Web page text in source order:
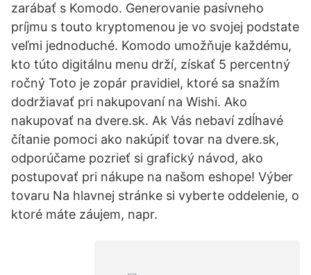
zarábať s Komodo. Generovanie pasívneho
príjmu s touto kryptomenou je vo svojej podstate
veľmi jednoduché. Komodo umožňuje každému,
kto túto digitálnu menu drží, získať 5 percentný
ročný Toto je zopár pravidiel, ktoré sa snažím
dodržiavať pri nakupovaní na Wishi. Ako
nakupovať na dvere.sk. Ak Vás nebaví zdĺhavé
čítanie pomoci ako nakúpiť tovar na dvere.sk,
odporúčame pozrieť si grafický návod, ako
postupovať pri nákupe na našom eshope! Výber
tovaru Na hlavnej stránke si vyberte oddelenie, o
ktoré máte záujem, napr.